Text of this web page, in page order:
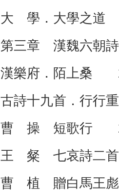
大 學．大學之
第三章 漢魏六
漢樂府．陌上桑
古詩十九首．行行
曹 操 短歌行
王 粲 七哀詩二
曹 植 贈白馬